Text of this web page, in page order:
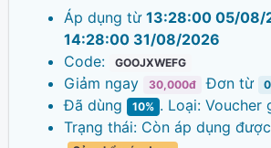
Áp dụng từ 13:28:00 05/08/
14:28:00 31/08/2026
Code:
GOOJXWEFG
Giảm ngay 30,000đ Đơn từ
Đã dùng 10% . Loại: Voucher
Trạng thái: Còn áp dụng được